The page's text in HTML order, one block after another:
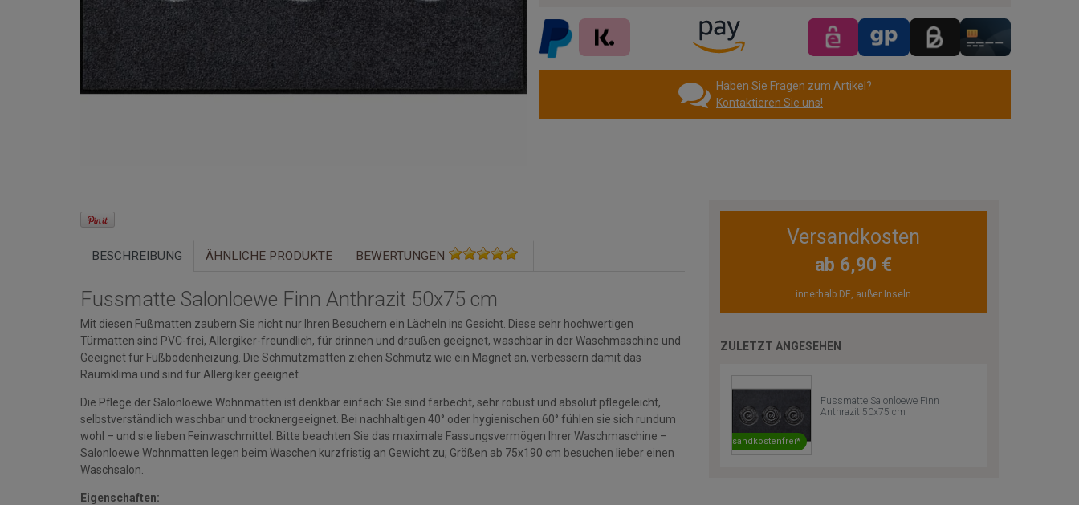
Haben Sie Fragen zum Artikel?
Kontaktieren Sie uns!
BESCHREIBUNG ÄHNLICHE PRODUKTE BEWERTUNGEN
Fussmatte Salonloewe Finn Anthrazit 50x75 cm
Mit diesen Fußmatten zaubern Sie nicht nur Ihren Besuchern ein Lächeln ins Gesicht. Diese sehr hochwertigen
Türmatten sind PVC-frei, Allergiker-freundlich, für drinnen und draußen geeignet, waschbar in der Waschmaschine und
Geeignet für Fußbodenheizung. Die Schmutzmatten ziehen Schmutz wie ein Magnet an, verbessern damit das
Raumklima und sind für Allergiker geeignet.
Die Pflege der Salonloewe Wohnmatten ist denkbar einfach: Sie sind farbecht, sehr robust und absolut pflegeleicht,
selbstverständlich waschbar und trocknergeeignet. Bei nachhaltigen 40° oder hygienischen 60° fühlen sie sich rundum
wohl – und sie lieben Feinwaschmittel. Bitte beachten Sie das maximale Fassungsvermögen Ihrer Waschmaschine –
Salonloewe Wohnmatten legen beim Waschen kurzfristig an Gewicht zu; Größen ab 75x190 cm besuchen lieber einen
Waschsalon.
Eigenschaften:
Versandkosten
ab 6,90 €
innerhalb DE, außer Inseln
ZULETZT ANGESEHEN
Versandkostenfrei*
Fussmatte Salonloewe Finn
Anthrazit 50x75 cm